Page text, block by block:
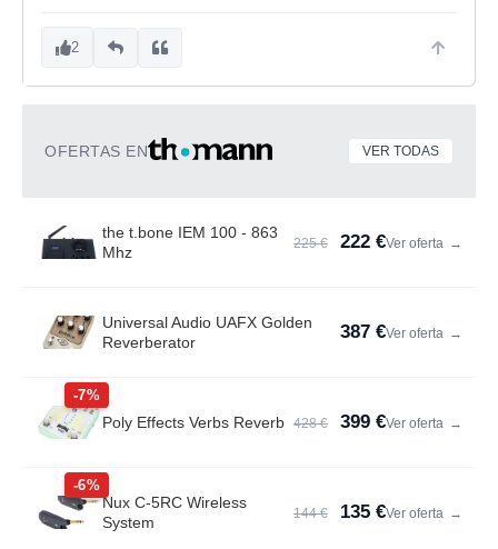
2
OFERTAS EN VER TODAS
the t.bone IEM 100 - 863
Mhz
225 € 222 €Ver oferta →
Universal Audio UAFX Golden
Reverberator
387 €Ver oferta →
-7%
Poly Effects Verbs Reverb 428 € 399 €Ver oferta →
-6%
Nux C-5RC Wireless
System
144 € 135 €Ver oferta →